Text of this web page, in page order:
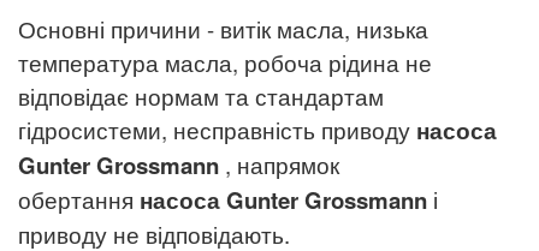
Основні причини - витік масла, низька
температура масла, робоча рідина не
відповідає нормам та стандартам
гідросистеми, несправність приводу насоса
Gunter Grossmann , напрямок
обертання насосаGunter Grossmann і
приводу не відповідають.